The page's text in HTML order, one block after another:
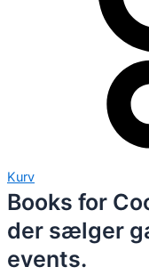
Kurv
Books for
der sælger
events.